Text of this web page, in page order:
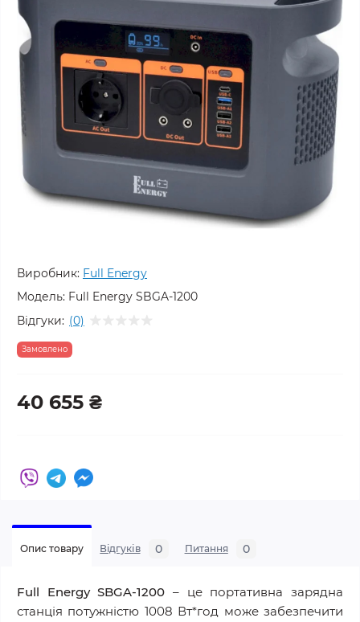
Виробник: Full Energy
Модель: Full Energy SBGA-1200
Відгуки: (0)
Замовлено
40 655 ₴
Опис товару Відгуків 0 Питання 0
Full Energy SBGA-1200 – це портативна зарядна
станція потужністю 1008 Вт*год може забезпечити